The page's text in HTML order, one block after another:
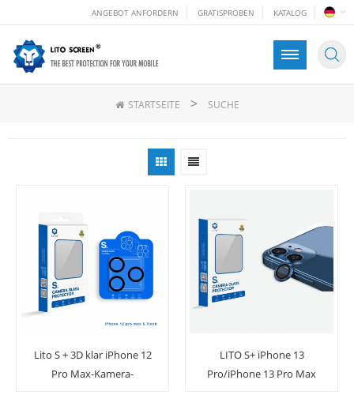
ANGEBOT ANFORDERN GRATISPROBEN KATALOG
STARTSEITE > SUCHE
Lito S + 3D klar iPhone 12
Pro Max-Kamera-
LITO S+ iPhone 13
Pro/iPhone 13 Pro Max